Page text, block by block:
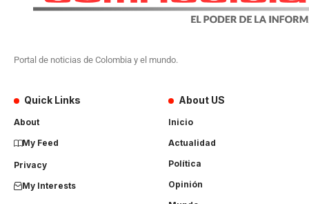
Portal de noticias de Colombia y el mundo.
Quick Links
About
My Feed
Privacy
My Interests
About US
Inicio
Actualidad
Política
Opinión